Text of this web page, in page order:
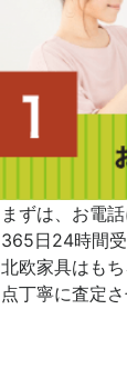
まずは、お電
365日24時間受
北欧家具はも
点丁寧に査定